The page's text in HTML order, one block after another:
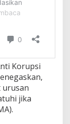
Korupsi
urusan
jika